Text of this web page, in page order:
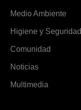
Medio Ambiente
Higiene y Seguridad
Comunidad
Noticias
Multimedia